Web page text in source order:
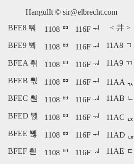
HangulIt © sir@elbrecht.com
BFE8 뿨
1108 ᄈ 116F ᅯ < 井 >
BFE9 뿩 1108 ᄈ 116F ᅯ 11A8 ᆨ
BFEA 뿪 1108 ᄈ 116F ᅯ 11A9 ᆩ
BFEB 뿫 1108 ᄈ 116F ᅯ
11AA ᆪ
BFEC 뿬
1108 ᄈ 116F ᅯ 11AB ᆫ
BFED 뿭 1108 ᄈ 116F ᅯ
11AC ᆬ
BFEE 뿮
1108 ᄈ 116F ᅯ
11AD ᆭ
BFEF 뿯
1108 ᄈ 116F ᅯ 11AE ᆮ